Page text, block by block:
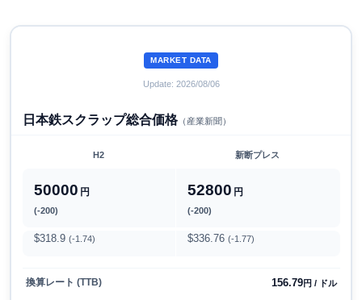
MARKET DATA
Update: 2026/08/06
日本鉄スクラップ総合価格（産業新聞）
H2 新断プレス
50000 円
(-200)
52800 円
(-200)
$318.9 (-1.74) $336.76 (-1.77)
換算レート (TTB) 156.79円 / ドル